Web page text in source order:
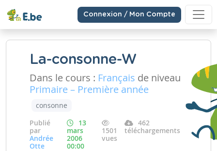
Connexion / Mon Compte
La-consonne-W
Dans le cours : Français de niveau
Primaire – Première année
consonne
Publié
par
Andrée
Otte
13
mars
2006
00:00
1501
vues
462
téléchargements